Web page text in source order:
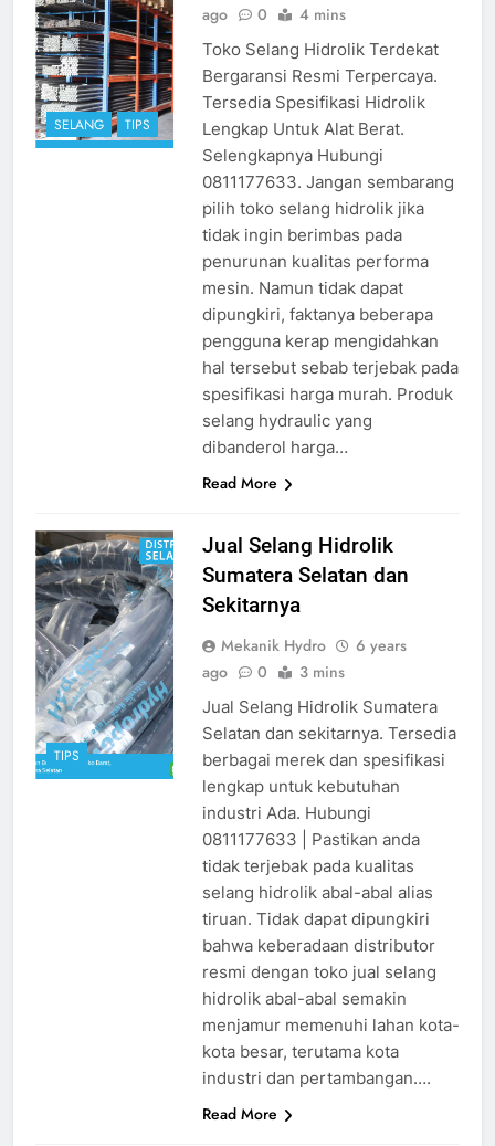
SELANG TIPS
ago
0 4 mins
Toko Selang Hidrolik Terdekat
Bergaransi Resmi Terpercaya.
Tersedia Spesifikasi Hidrolik
Lengkap Untuk Alat Berat.
Selengkapnya Hubungi
0811177633. Jangan sembarang
pilih toko selang hidrolik jika
tidak ingin berimbas pada
penurunan kualitas performa
mesin. Namun tidak dapat
dipungkiri, faktanya beberapa
pengguna kerap mengidahkan
hal tersebut sebab terjebak pada
spesifikasi harga murah. Produk
selang hydraulic yang
dibanderol harga…
Read More
jual selang
hidrolik sumatera
source google
TIPS
Jual Selang Hidrolik
Sumatera Selatan dan
Sekitarnya
Mekanik Hydro
6 years
ago
0 3 mins
Jual Selang Hidrolik Sumatera
Selatan dan sekitarnya. Tersedia
berbagai merek dan spesifikasi
lengkap untuk kebutuhan
industri Ada. Hubungi
0811177633 | Pastikan anda
tidak terjebak pada kualitas
selang hidrolik abal-abal alias
tiruan. Tidak dapat dipungkiri
bahwa keberadaan distributor
resmi dengan toko jual selang
hidrolik abal-abal semakin
menjamur memenuhi lahan kota-
kota besar, terutama kota
industri dan pertambangan….
Read More